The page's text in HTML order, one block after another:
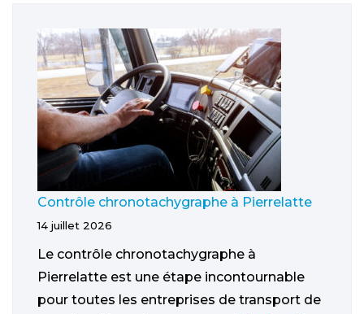
Contrôle chronotachygraphe à Pierrelatte
14 juillet 2026
Le contrôle chronotachygraphe à
Pierrelatte est une étape incontournable
pour toutes les entreprises de transport de